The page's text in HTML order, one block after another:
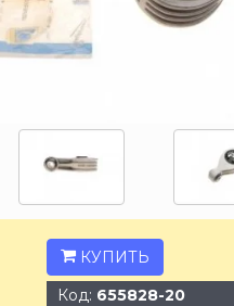
КУПИТЬ
Код: 655828-20